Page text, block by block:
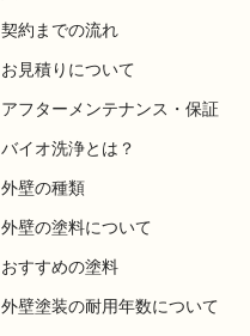
契約までの流れ
お見積りについて
アフターメンテナンス・保証
バイオ洗浄とは？
外壁の種類
外壁の塗料について
おすすめの塗料
外壁塗装の耐用年数について